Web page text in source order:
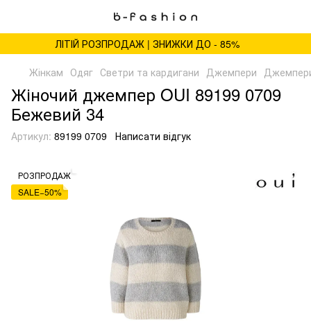
ЛІТІЙ РОЗПРОДАЖ | ЗНИЖКИ ДО - 85%
Жінкам Одяг Светри та кардигани Джемпери
Жіночий джемпер OUI 89199 0709
Бежевий 34
Артикул: 89199 0709 Написати відгук
РОЗПРОДАЖ
SALE−50%